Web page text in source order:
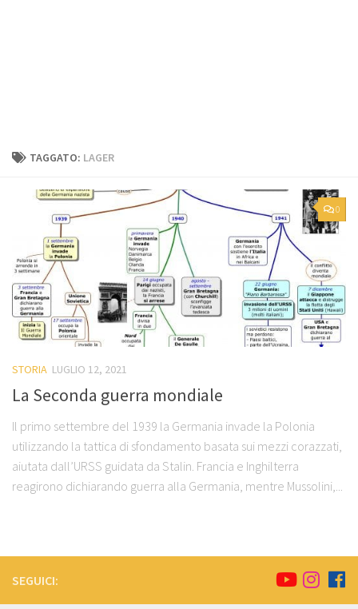
TAGGATO: LAGER
0
STORIA LUGLIO 12, 2021
La Seconda guerra mondiale
Il primo settembre del 1939 la Germania invade la Polonia
utilizzando la tattica di sfondamento basata sui mezzi corazzati,
aiutata dall’URSS guidata da Stalin. Francia e Inghilterra
reagirono dichiarando guerra alla Germania, mentre Mussolini,...
SEGUICI: